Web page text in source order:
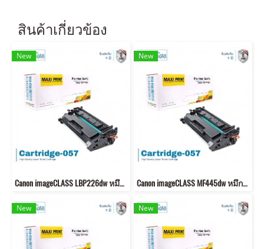
สินค้าเกี่ยวข้อง
New
Canon imageCLASS LBP226dw หมึกเครื่องปริ้น 057 คุณภาพสูง พิมพ์คมชัด!
New
Canon imageCLASS MF445dw หมึกเครื่องปริ้น 057 พิมพ์คมชัด!
New New